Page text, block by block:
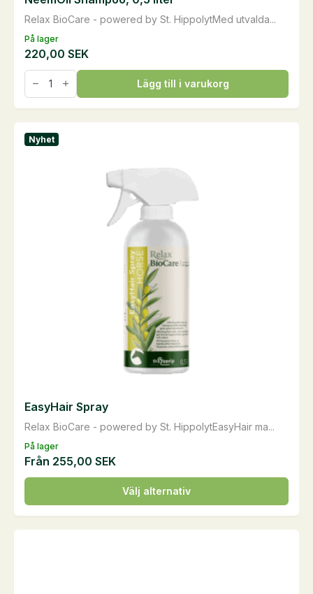
På lager
Relax BioCare - powered by St. HippolytMed utvalda...
220,00 SEK
NeemOil
Shampoo,
0,5
liter
Lägg till i varukorg
På lager
Nyhet
Relax BioCare - powered by St. HippolytEasyHair ma...
EasyHair Spray
Från 255,00 SEK
Välj alternativ
Den
här
produkten